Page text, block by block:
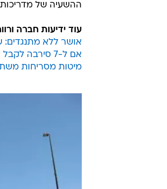
ההשעיה של מדריכות
עוד ידיעות חברה
אושר ללא מתנגדים: שכר
אם ל-7 סירבה לקבל גט - בית דין רבני הורה לעצור אותה
מיטות מסריחות